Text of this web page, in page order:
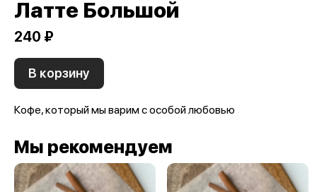
Латте Большой
240 ₽
В корзину
Кофе, который мы варим с особой любовью
Мы рекомендуем